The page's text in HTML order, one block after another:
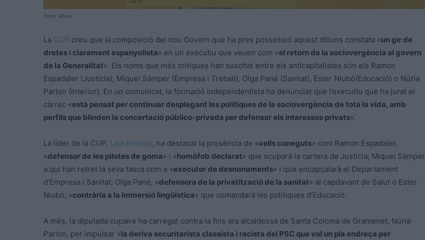
Foto: Arxiu
La CUP creu que la composició del nou Govern que ha pres possessió aquest dilluns constata «un gir de
dretes i clarament espanyolista» en un executiu que veuen com «el retorn de la sociovergència al govern
de la Generalitat«. Els noms que més critiques han suscitat entre els anticapitalistes són els Ramon
Espadaler (Justícia), Miquel Sámper (Empresa i Treball), Olga Pané (Sanitat), Ester Niubó(Educació) o Núria
Parlon (Interior). En un comunicat, la formació independentista ha denunciat que l’executiu que ha jurat el
càrrec «està pensat per continuar desplegant les polítiques de la sociovergència de tota la vida, amb
perfils que blinden la concertació público-privada per defensar els interessos privats«.
La líder de la CUP, Laia Estrada, ha destacat la presència de «vells coneguts» com Ramon Espadaler,
«defensor de les pilotes de goma» i «homòfob declarat» que ocuparà la cartera de Justícia; Miquel Sámper
a qui han retret la seva tasca com a «executor de desnonaments» i que encapçalarà el Departament
d’Empresa i Sanitat; Olga Pané, «defensora de la privatització de la sanitat» al capdavant de Salut o Ester
Niubó, «contrària a la immersió lingüística» que comandarà les polítiques d’Educació.
A més, la diputada cupaire ha carregat contra la fins ara alcaldessa de Santa Coloma de Gramenet, Núria
Parlon, per impulsar «la deriva securitarista classista i racista del PSC que vol un pla endreça per